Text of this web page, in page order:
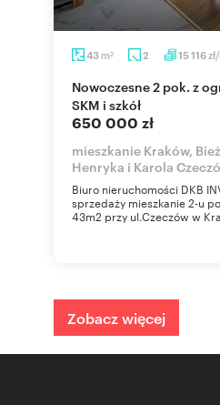
43 m2 2 15 116
Nowoczesne 2 pok. z ogródkiem - blisko
SKM i szkół
650 000 zł
mieszkanie Kraków,
Henryka i Karola
Biuro nieruchomości DKB
sprzedaży mieszkanie 2-u
43m2 przy ul.Czeczów w
Zobacz więcej